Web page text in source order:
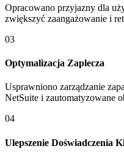
Opracowano przyjazny dla
zwiększyć zaangażowanie i
03
Optymalizacja Zaplecza
Usprawniono zarządzanie
NetSuite i zautomatyzowane
04
Ulepszenie Doświadczenia